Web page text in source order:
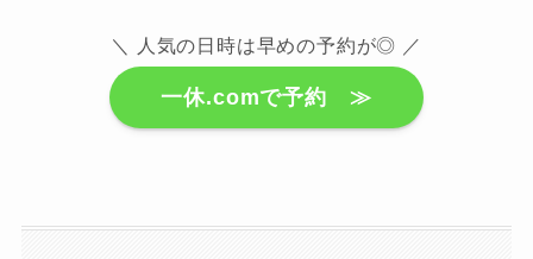
＼ 人気の日時は早めの予約が◎ ／
一休.comで予約 ≫